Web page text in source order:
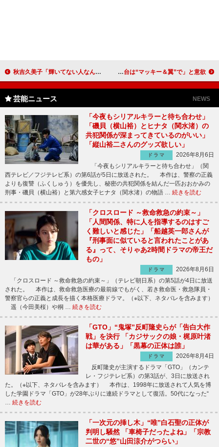
秋吉久美子「輝いてない人なんていない！」 「優しさを忘れないように」被災者・支援者へエール 大地真央、ご主人が今井翼との舞台共演に嫉妬？！ 今井は「この舞台は“マッキー＆翼”で」と意欲
芸能ニュース NEWS
「今夜もシリアルキラーと待ち合わせ」
「磯貝（横山裕）とヒナタ（関水渚）の
共犯関係が深まってきているのがいい」
「縦山裕二さんのグッズ欲しい」
ドラマ
2026年8月6日
「今夜もシリアルキラーと待ち合わせ」（関
西テレビ／フジテレビ系）の第6話が5日に放送された。 本作は、警察の正義
よりも復讐（ふくしゅう）を優先し、秘密の共犯関係を結んだ一匹おおかみの
刑事・磯貝（横山裕）と第六感女子ヒナタ（関水渚）の物語 … 続きを読む
「クロスロード ～救命救急の約束～」
「人間関係、特に人を指導するのはすご
く難しいと感じた」「船越英一郎さんが
『刑事面に似ていると言われたことがあ
る』って、そりゃあ2時間ドラマの帝王だ
もの」
ドラマ
2026年8月6日
「クロスロード ～救命救急の約束～」（テレビ朝日系）の第5話が4日に放送
された。 本作は、救命救急医療の最前線でもがく、若き救命医・救急隊員・
警察官らの正義と成長を描く本格医療ドラマ。（※以下、ネタバレを含みます）
遥（今田美桜）や桐 … 続きを読む
「GTO」“鬼塚”反町隆史らが「告白大作
戦」を決行 「カジサックの娘・梶原叶渚
は華がある」「黒幕の正体は誰」
ドラマ
2026年8月4日
反町隆史が主演するドラマ「GTO」（カンテ
レ・フジテレビ系）の第3話が、3日に放送され
た。（※以下、ネタバレを含みます） 本作は、1998年に放送されて人気を博
した学園ドラマ「GTO」が28年ぶりに連続ドラマとして復活。50代になった“
続きを読む
「一次元の挿し木」“唯”白石聖の正体が
判明し騒然 「車椅子だったよね」「宗教
二世の“悠”山田涼介がつらい」